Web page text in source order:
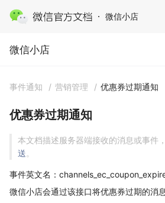
微信小店
微信小店
微信小店
事件通知 / 营销管理 / 优惠券过期通知
优惠券过期通知
本文档描述服务器端接收的消息或事件
送。
事件英文名：
微信小店会通过该接口将优惠券过期的消